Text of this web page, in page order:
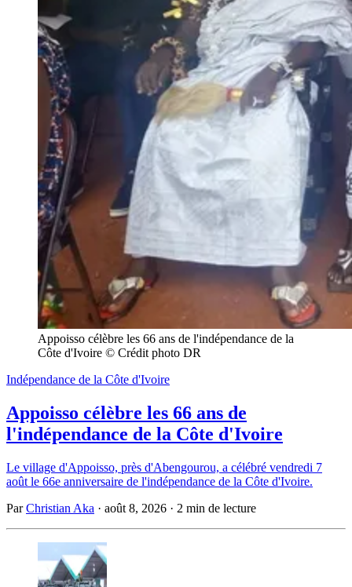
Appoisso célèbre les 66 ans de l'indépendance de la
Côte d'Ivoire © Crédit photo DR
Indépendance de la Côte d'Ivoire
Appoisso célèbre les 66 ans de
l'indépendance de la Côte d'Ivoire
Le village d'Appoisso, près d'Abengourou, a célébré vendredi 7
août le 66e anniversaire de l'indépendance de la Côte d'Ivoire.
ParChristian Aka · août 8, 2026 · 2 min de lecture